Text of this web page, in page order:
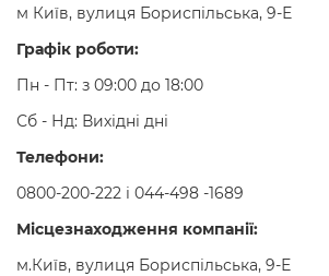
м Київ, вулиця Бориспільська, 9-Е
Графік роботи:
Пн - Пт: з 09:00 до 18:00
Сб - Нд: Вихідні дні
Телефони:
0800-200-222 і 044-498 -1689
Місцезнаходження компанії:
м.Київ, вулиця Бориспільська, 9-Е